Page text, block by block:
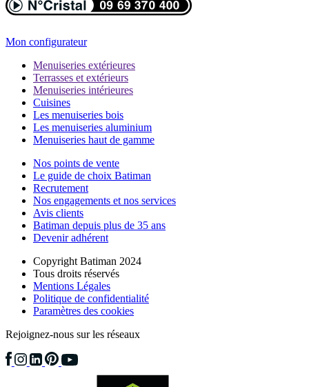
Mon configurateur
Menuiseries extérieures
Terrasses et extérieurs
Menuiseries intérieures
Cuisines
Les menuiseries bois
Les menuiseries aluminium
Menuiseries haut de gamme
Nos points de vente
Le guide de choix Batiman
Recrutement
Nos engagements et nos services
Avis clients
Batiman depuis plus de 35 ans
Devenir adhérent
Copyright Batiman 2024
Tous droits réservés
Mentions Légales
Politique de confidentialité
Paramètres des cookies
Rejoignez-nous sur les réseaux